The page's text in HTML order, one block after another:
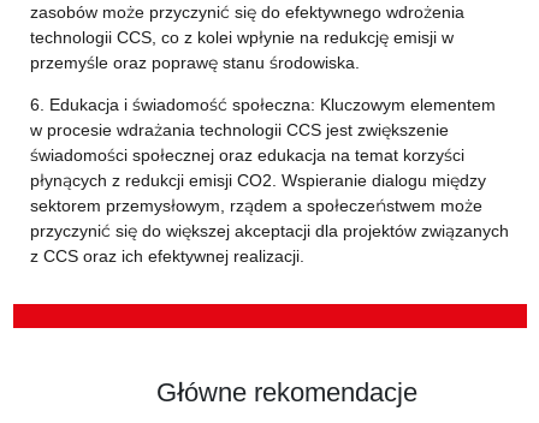
zasobów może przyczynić się do efektywnego wdrożenia
technologii CCS, co z kolei wpłynie na redukcję emisji w
przemyśle oraz poprawę stanu środowiska.
6. Edukacja i świadomość społeczna: Kluczowym elementem
w procesie wdrażania technologii CCS jest zwiększenie
świadomości społecznej oraz edukacja na temat korzyści
płynących z redukcji emisji CO2. Wspieranie dialogu między
sektorem przemysłowym, rządem a społeczeństwem może
przyczynić się do większej akceptacji dla projektów związanych
z CCS oraz ich efektywnej realizacji.
Główne rekomendacje